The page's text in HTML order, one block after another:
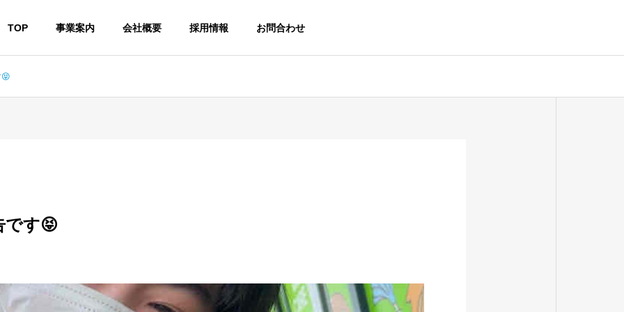
TOP 事業案内 会社概要 採用情報 お問合わせ
です😝